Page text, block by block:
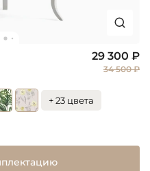
29 300 ₽
34 500 ₽
+ 23 цвета